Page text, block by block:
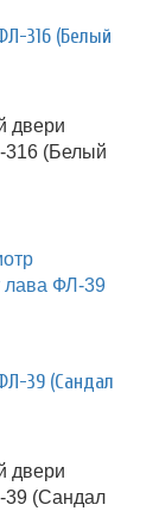
316 (Белый
двери
316 (Белый
39 (Сандал
двери
39 (Сандал